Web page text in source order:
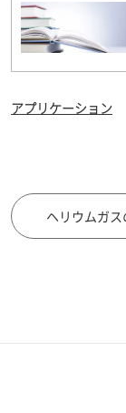
アプリケーション
ヘリウムガ